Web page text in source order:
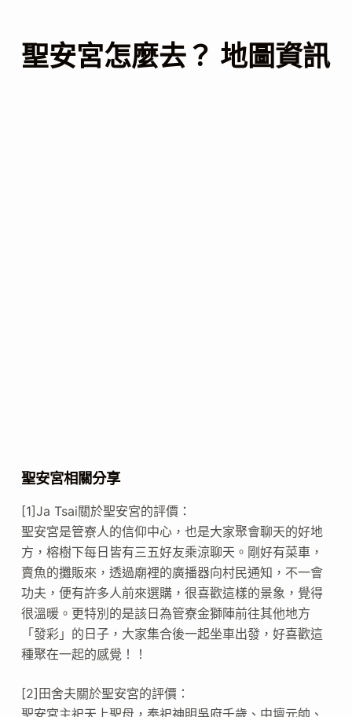
聖安宮怎麼去？ 地圖資訊
聖安宮相關分享
[1]Ja Tsai關於聖安宮的評價：
聖安宮是管寮人的信仰中心，也是大家聚會聊天的好地
方，榕樹下每日皆有三五好友乘涼聊天。剛好有菜車，
賣魚的攤販來，透過廟裡的廣播器向村民通知，不一會
功夫，便有許多人前來選購，很喜歡這樣的景象，覺得
很溫暖。更特別的是該日為管寮金獅陣前往其他地方
「發彩」的日子，大家集合後一起坐車出發，好喜歡這
種聚在一起的感覺！！
[2]田舍夫關於聖安宮的評價：